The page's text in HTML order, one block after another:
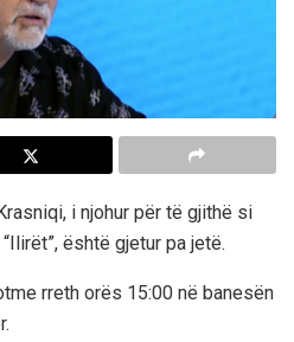
i njohur për të gjithë si
është gjetur pa jetë.
rreth orës 15:00 në banesën